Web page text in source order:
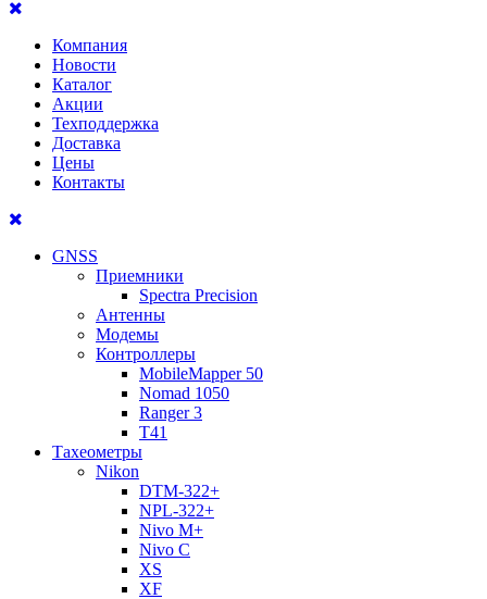
Компания
Новости
Каталог
Акции
Техподдержка
Доставка
Цены
Контакты
GNSS
Приемники
Spectra Precision
Антенны
Модемы
Контроллеры
MobileMapper 50
Nomad 1050
Ranger 3
T41
Тахеометры
Nikon
DTM-322+
NPL-322+
Nivo M+
Nivo C
XS
XF